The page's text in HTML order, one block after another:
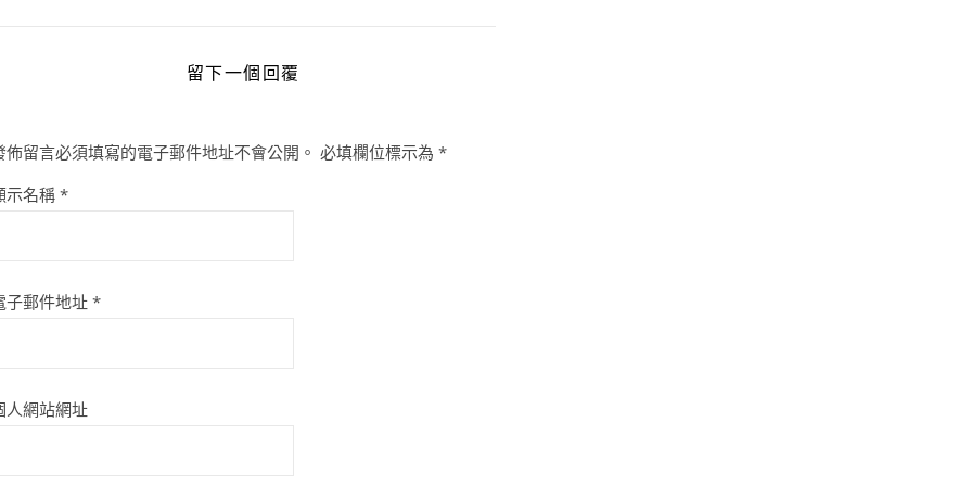
留下一個回覆
佈留言必須填寫的電子郵件地址不會公開。 必填欄位標示為 *
示名稱 *
子郵件地址 *
人網站網址